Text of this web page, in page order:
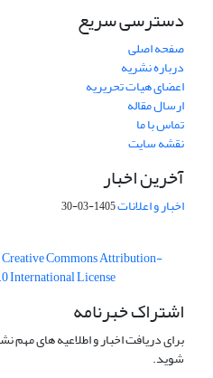
دسترسی سریع
صفحه اصلی
درباره نشریه
اعضای هیات تحریریه
ارسال مقاله
تماس با ما
نقشه سایت
آخرین اخبار
اخبار و اعلانات1405-03-30
Creative Commons Attribution-
International License
اشتراک خبرنامه
برای دریافت اخبار و اطلاعیه های
شوید.